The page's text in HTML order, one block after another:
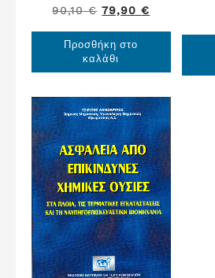
90,10€ Original
price
was:
79,90€
τρέχουσα
Προσθήκη στο
καλάθι